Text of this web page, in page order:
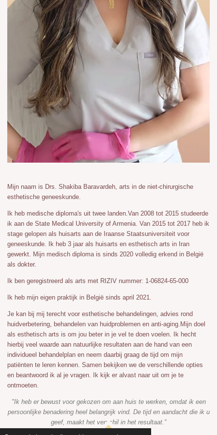
Mijn naam is Drs. Shakiba Baravardeh, arts in de niet-chirurgische
esthetische geneeskunde.
Ik heb medische diploma's uit twee landen. Van 2008 tot 2015 studeerde
ik aan de State Medical University of Armenia. Van 2015 tot 2017 heb ik
stage gelopen als huisarts aan de Iraanse Staatsuniversiteit voor
geneeskunde. Ik heb 3 jaar als huisarts en esthetisch arts in Iran
gewerkt. Mijn medisch diploma is sinds 2020 volledig erkend in België
als dokter.
Ik ben geregistreerd als arts met RIZIV nummer: 1-06824-65-000
Ik heb mijn eigen praktijk in België sinds april 2021.
Je kan bij mij terecht voor esthetische behandelingen, advies rond
huidverbetering, behandelen van huidproblemen en anti-aging.Mijn doel
als esthetisch arts is om jou beter in je vel te doen voelen. Ik hecht
hierbij veel waarde aan natuurlijke resultaten aan de hand van een
individueel behandelplan en neem daarbij graag de tijd om mijn
patiënten te leren kennen. Samen bekijken we de verschillende opties
en beantwoord ik al je vragen. Ik kijk er alvast naar uit om je te
ontmoeten.
"Ik heb er bewust voor gekozen om aan huis te werken, omdat ik een
persoonlijke benadering heel belangrijk vind. De tijd en aandacht die ik u
geef, maakt het verschil in het resultaat.”